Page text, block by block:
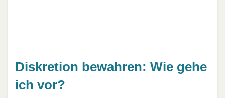
Diskretion bewahren: Wie gehe
ich vor?